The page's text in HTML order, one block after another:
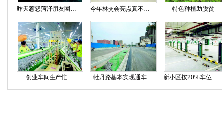
昨天惹怒菏泽朋友圈的驾驶员道歉了 今年林交会亮点真不少 中国林交会专题展首次举办 特色种植助脱贫
创业车间生产忙 牡丹路基本实现通车 新小区按20%车位数建充电桩